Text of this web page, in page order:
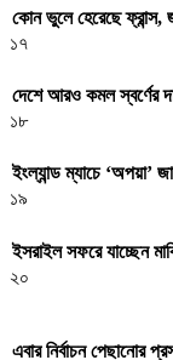
কোন ভুলে হেরেছে ফ্রান্স,
১৭
দেশে আরও কমল স্বর্ণের
১৮
ইংল্যান্ড ম্যাচে ‘অপয়া’
১৯
ইসরাইল সফরে যাচ্ছেন
২০
এবার নির্বাচন পেছানোর